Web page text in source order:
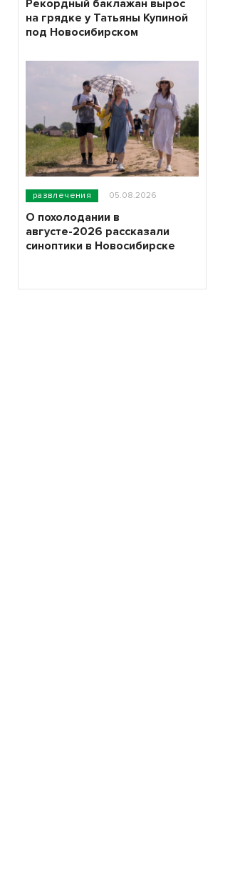
Рекордный баклажан вырос
на грядке у Татьяны Купиной
под Новосибирском
развлечения 05.08.2026
О похолодании в
августе-2026 рассказали
синоптики в Новосибирске